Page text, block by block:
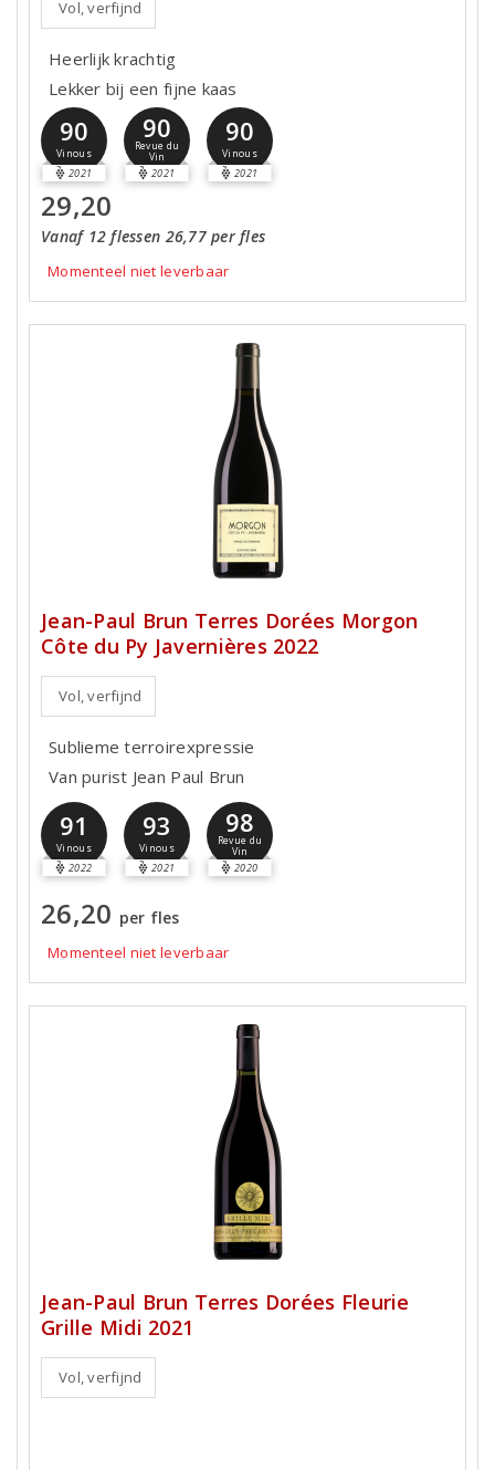
Vol, verfijnd
Heerlijk krachtig
Lekker bij een fijne kaas
90
Vinous
2021
90
Revue du
Vin
2021
90
Vinous
2021
29,20
Vanaf 12 flessen 26,77 per fles
Momenteel niet leverbaar
Jean-Paul Brun Terres Dorées Morgon
Côte du Py Javernières 2022
Vol, verfijnd
Sublieme terroirexpressie
Van purist Jean Paul Brun
91
Vinous
2022
93
Vinous
2021
98
Revue du
Vin
2020
26,20 per fles
Momenteel niet leverbaar
Jean-Paul Brun Terres Dorées Fleurie
Grille Midi 2021
Vol, verfijnd